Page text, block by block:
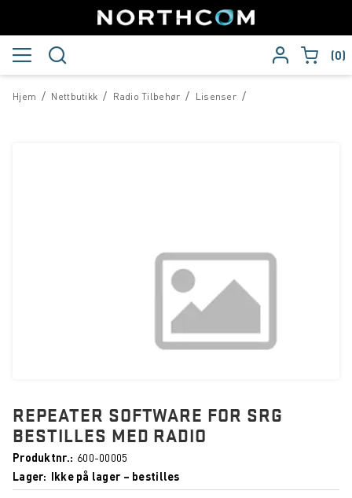
0
/
Hjem /
Nettbutikk /
Radio Tilbehør /
Lisenser
REPEATER SOFTWARE FOR SRG
BESTILLES MED RADIO
Produktnr.
600-00005
Lager
Ikke på lager – bestilles